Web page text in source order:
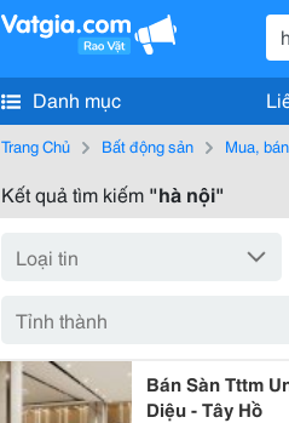
Danh mục
Trang Chủ Bất động sản Mua,
Kết quả tìm kiếm "hà nội"
Bán Sàn Tttm
Diệu - Tây Hồ